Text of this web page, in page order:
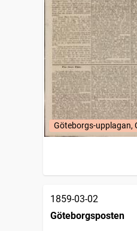
Göteborgs-upplagan,
1859-03-02
Göteborgsposten